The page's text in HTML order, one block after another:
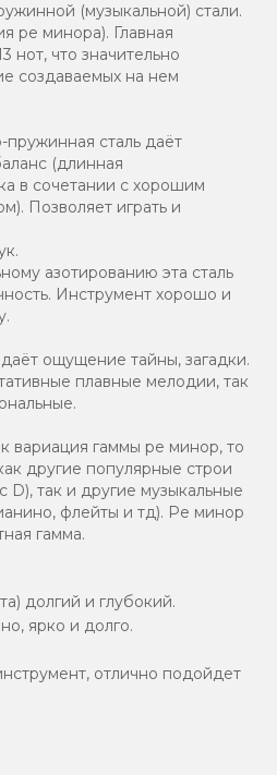
(музыкальной) стали.
ре минора). Главная
нот, что значительно
создаваемых на нем
сталь даёт
(длинная
в сочетании с хорошим
Позволяет играть и
азотированию эта сталь
Инструмент хорошо и
ощущение тайны, загадки.
плавные мелодии, так
вариация гаммы ре минор, то
другие популярные строи
D), так и другие музыкальные
флейты и тд). Ре минор
гамма.
долгий и глубокий.
ярко и долго.
отлично подойдет